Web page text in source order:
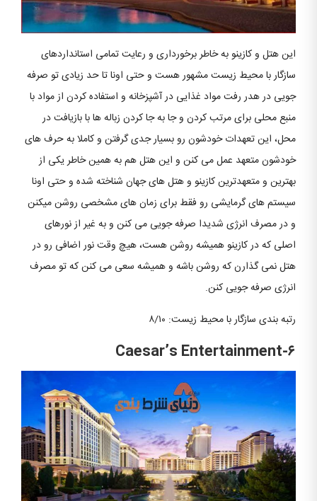
این هتل و کازینو به خاطر برخورداری و رعایت تمامی استانداردهای
سازگار با محیط زیست مشهور هست و حتی اونا تا حد زیادی تو صرفه
جویی در هدر رفت مواد غذایی در آشپزخانه و استفاده کردن از مواد با
منبع محلی برای مرتب کردن و جا به جا کردن زباله ها با بازیافت در
محل، این تعهدات خودشون رو بسیار جدی گرفتن و کاملا به حرف های
خودشون متعهد عمل می کنن و این هتل هم به همین خاطر یکی از
بهترین و متعهدترین کازینو و هتل های جهان شناخته شده و حتی اونا
سیستم های گرمایشی رو فقط برای زمان های مشخصی روشن میکنن
و در مصرف انرژی شدیدا صرفه جویی می کنن و به غیر از نورهای
اصلی که در کازینو همیشه روشن هست، هیچ وقت نور اضافی رو در
هتل نمی گذارن که روشن باشه و همیشه سعی می کنن که تو مصرف
انرژی صرفه جویی کنن.
رتبه بندی سازگار با محیط زیست: ۸/۱۰
Caesar’s Entertainment-۶